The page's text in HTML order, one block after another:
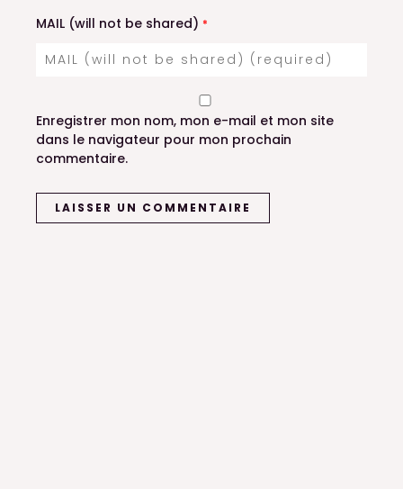
MAIL (will not be shared) *
Enregistrer mon nom, mon e-mail et mon site
dans le navigateur pour mon prochain
commentaire.